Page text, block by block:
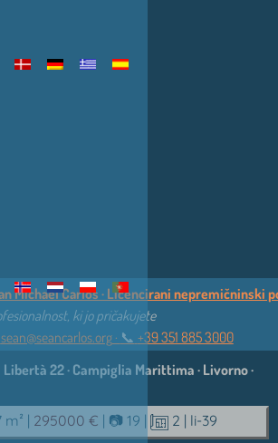
Michael Carlos · Licencirani nepremičninski
ki jo pričakujete
sean@seancarlos.org· 📞︎ +39 351 885 3000
22 · Campiglia Marittima · Livorno ·
m² | 295000 € | 📷 19 | 2 | li-39